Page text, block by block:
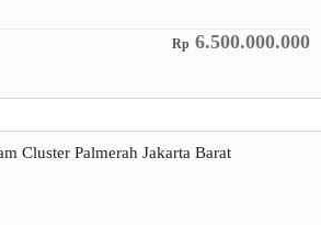
Rp 6.500.000.000
Cluster Palmerah Jakarta Barat